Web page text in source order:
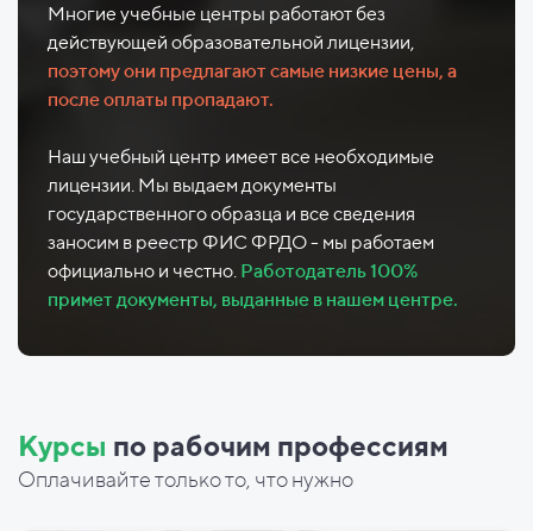
Многие учебные центры работают без
действующей образовательной лицензии,
поэтому они предлагают самые низкие цены, а
после оплаты пропадают.
Наш учебный центр имеет все необходимые
лицензии. Мы выдаем документы
государственного образца и все сведения
заносим в реестр ФИС ФРДО - мы работаем
официально и честно. Работодатель 100%
примет документы, выданные в нашем центре.
Курсы по рабочим профессиям
Оплачивайте только то, что нужно